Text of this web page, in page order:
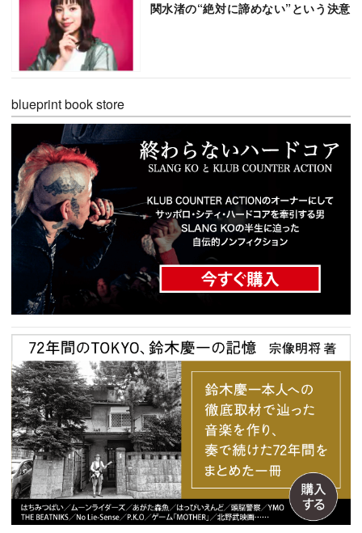
関水渚の“絶対に諦めない”という決意
blueprint book store